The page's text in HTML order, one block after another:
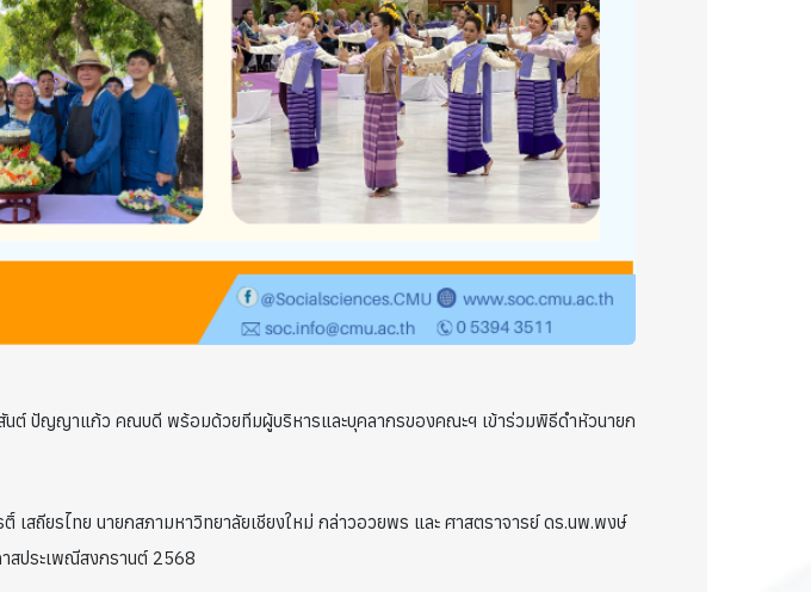
นต์ ปัญญาแก้ว คณบดี พร้อมด้วยทีมผู้บริหารและบุคลากรของคณะฯ เข้าร่วมพิธีดำหัวนายก
สถียรไทย นายกสภามหาวิทยาลัยเชียงใหม่ กล่าวอวยพร และ ศาสตราจารย์ ดร.นพ.พงษ์
สประเพณีสงกรานต์ 2568